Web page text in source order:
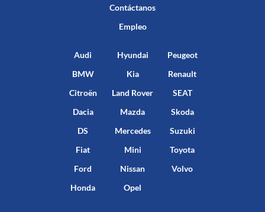
Contáctanos
Empleo
Audi
BMW
Citroën
Dacia
DS
Fiat
Ford
Honda
Hyundai
Kia
Land Rover
Mazda
Mercedes
Mini
Nissan
Opel
Peugeot
Renault
SEAT
Skoda
Suzuki
Toyota
Volvo